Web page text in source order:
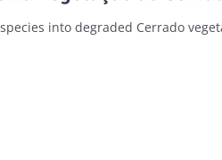
into degraded Cerrado